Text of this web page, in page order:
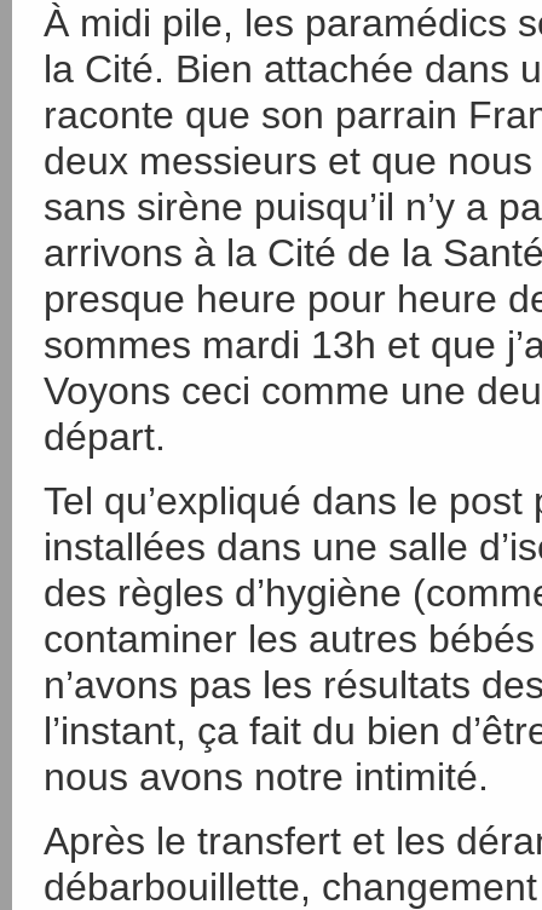
À midi pile, les paramédics
la Cité. Bien attachée dans
raconte que son parrain
deux messieurs et que
sans sirène puisqu’il n’y a
arrivons à la Cité de la
presque heure pour heure
sommes mardi 13h et que
Voyons ceci comme une
départ.
Tel qu’expliqué dans le
installées dans une salle
des règles d’hygiène
contaminer les autres
n’avons pas les résultats
l’instant, ça fait du bien
nous avons notre intimité.
Après le transfert et les
débarbouillette,